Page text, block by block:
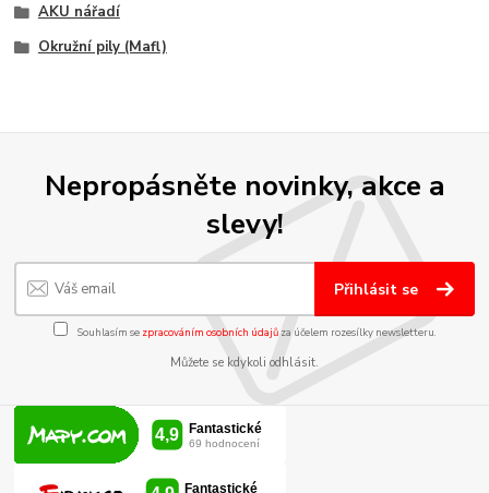
AKU nářadí
Okružní pily (Mafl)
Nepropásněte novinky, akce a
slevy!
Přihlásit se
Souhlasím se zpracováním osobních údajůza účelem rozesílky newsletteru.
Můžete se kdykoli odhlásit.